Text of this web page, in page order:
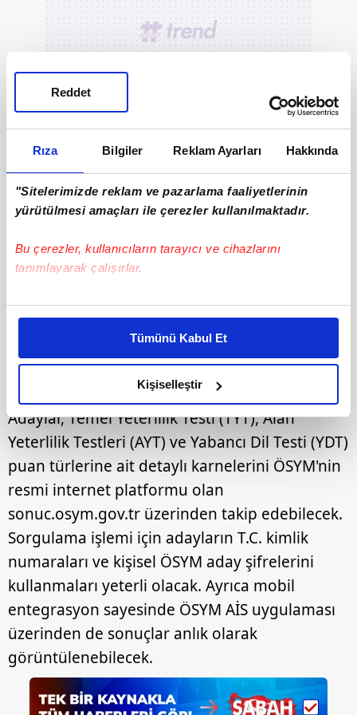
Rıza Bilgiler Reklam Ayarları Hakkında
"Sitelerimizde reklam ve pazarlama faaliyetlerinin
yürütülmesi amaçları ile çerezler kullanılmaktadır.
Bu çerezler, kullanıcıların tarayıcı ve cihazlarını
tanımlayarak çalışırlar.
Bu çerezlere izin vermeniz halinde sizlere özel
daha iyi reklam deneyimi yaşatabiliriz. Bunu yaparken
amacımızın size daha iyi bir reklam deneyimi sunmak
olduğunu ve sizlere en iyi içerikleri sunabilmek adına
elimizden gelen çabayı gösterdiğimizi ve bu noktada,
reklamların maliyetlerimizi karşılamak noktasında tek gelir
kalemimiz olduğunu sizlere hatırlatmak isteriz.
Her halükârda, kullanıcılar, bu çerezlere izin vermedikleri
takdirde, kullanıcılara hedefli reklamlar
gösterilmeyecektir."
Sizlere daha iyi bir hizmet sunabilmek için İnternet
Sitemizde kendimize ve üçüncü kişilere ait çerezler
kullanılmaktadır. Bu çerezler vasıtasıyla çeşitli kişisel
verileriniz işlenmekte olup gerekli olan çerezler bilgi
toplumu hizmetlerinin sunulması amacıyla
kullanılmaktadır. Diğer çerezler, sitemizin daha işlevsel
kılınması ve kişiselleştirilmesi ve sizlere yönelik
reklam/pazarlama faaliyetlerinin yapılması, amaçlarıyla
sınırlı olarak açık rızanız dahilinde kullanılacaktır.
Tümünü Kabul Et
Kişiselleştir
Reddet
YKS SINAV SONUÇLARI NASIL
ÖĞRENİLİR? SORGULAMA EKRANI
Adaylar, Temel Yeterlilik Testi (TYT), Alan
Yeterlilik Testleri (AYT) ve Yabancı Dil Testi (YDT)
puan türlerine ait detaylı karnelerini ÖSYM'nin
resmi internet platformu olan
sonuc.osym.gov.tr üzerinden takip edebilecek.
Sorgulama işlemi için adayların T.C. kimlik
numaraları ve kişisel ÖSYM aday şifrelerini
kullanmaları yeterli olacak. Ayrıca mobil
entegrasyon sayesinde ÖSYM AİS uygulaması
üzerinden de sonuçlar anlık olarak
görüntülenebilecek.